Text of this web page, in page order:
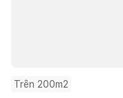
Trên 200m2